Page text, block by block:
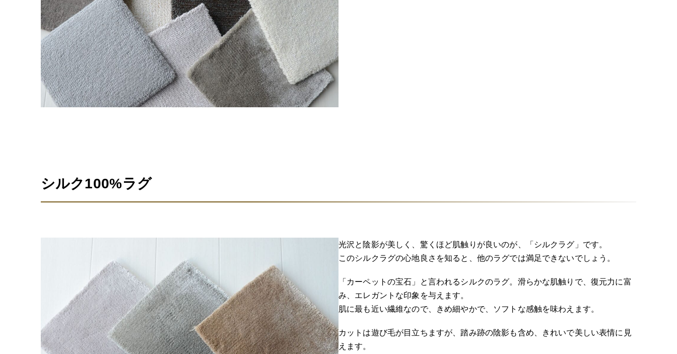
シルク100%ラグ
光沢と陰影が美しく、驚くほど肌触りが良いのが、「シルクラグ」です。
このシルクラグの心地良さを知ると、他のラグでは満足できないでしょう。
「カーペットの宝石」と言われるシルクのラグ。滑らかな肌触りで、復元力に富
み、エレガントな印象を与えます。
肌に最も近い繊維なので、きめ細やかで、ソフトな感触を味わえます。
カットは遊び毛が目立ちますが、踏み跡の陰影も含め、きれいで美しい表情に見
えます。